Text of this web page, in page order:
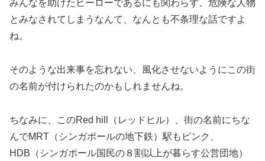
みんなを助けたヒーローであるにも関わらず、危険な人物
とみなされてしまうなんて、なんとも不条理な話ですよ
ね。
そのような出来事を忘れない、風化させないようにこの街
の名前が付けられたのかもしれませんね。
ちなみに、このRed hill（レッドヒル）、街の名前にちな
んでMRT（シンガポールの地下鉄）駅もピンク、
HDB（シンガポール国民の８割以上が暮らす公営団地）